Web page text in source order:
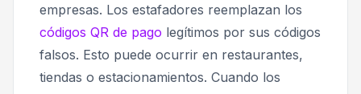
empresas. Los estafadores reemplazan los
códigos QR de pago legítimos por sus códigos
falsos. Esto puede ocurrir en restaurantes,
tiendas o estacionamientos. Cuando los